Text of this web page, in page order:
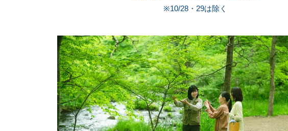
※10/28・29は除く